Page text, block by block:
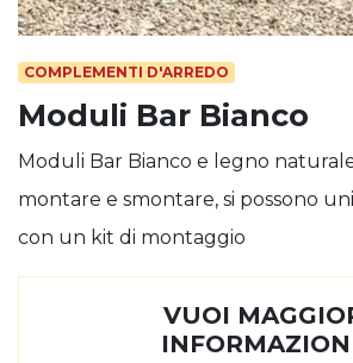
COMPLEMENTI D'ARREDO
Moduli Bar Bianco
Moduli Bar Bianco e legno
montare e smontare, si possono
con un kit di montaggio
VUOI